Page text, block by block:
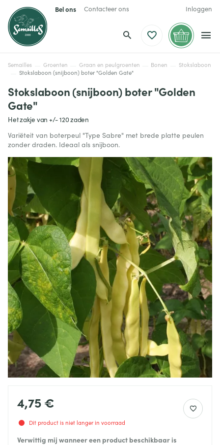
Bel ons Contacteer ons Inloggen
Semailles Groenten Graan en peulgroenten Bonen
Stokslaboon
Stokslaboon (snijboon) boter "Golden Gate"
Stokslaboon (snijboon) boter "Golden
Gate"
Het zakje van +/- 120 zaden
Variëteit van boterpeul "Type Sabre" met brede platte peulen
zonder draden. Ideaal als snijboon.
4,75 €
Dit product is niet langer in voorraad
Verwittig mij wanneer een product beschikbaar is